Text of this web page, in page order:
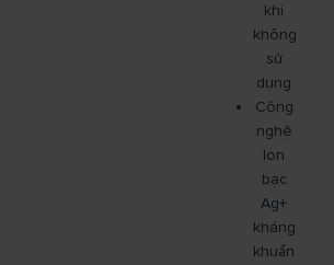
khi
không
sử
dụng
Công
nghệ
Ion
bạc
Ag+
kháng
khuẩn